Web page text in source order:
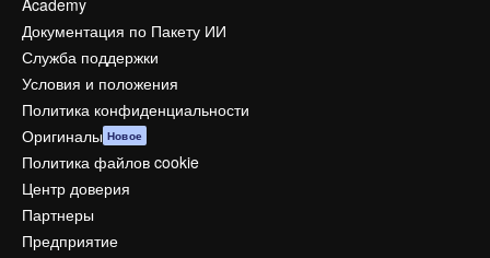
Academy
Документация по Пакету ИИ
Служба поддержки
Условия и положения
Политика конфиденциальности
Оригиналы Новое
Политика файлов cookie
Центр доверия
Партнеры
Предприятие